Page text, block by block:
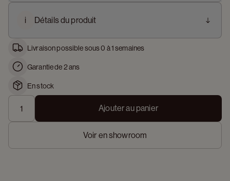
i Détails du produit
Livraison possible sous 0 à 1 semaines
Garantie de 2 ans
En stock
Ajouter au panier
Voir en showroom